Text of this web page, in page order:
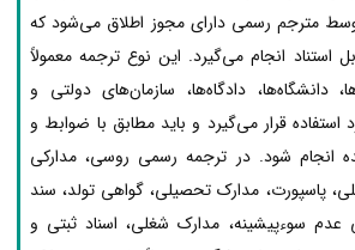
مترجم رسمی دارای مجوز اطلاق می‌شود که
انجام می‌گیرد. این نوع ترجمه معمولاً
دانشگاه‌ها، دادگاه‌ها، سازمان‌های دولتی و
استفاده قرار می‌گیرد و باید مطابق با ضوابط و
انجام شود. در ترجمه رسمی روسی، مدارکی
پاسپورت، مدارک تحصیلی، گواهی تولد، سند
عدم سوءپیشینه، مدارک شغلی، اسناد ثبتی و